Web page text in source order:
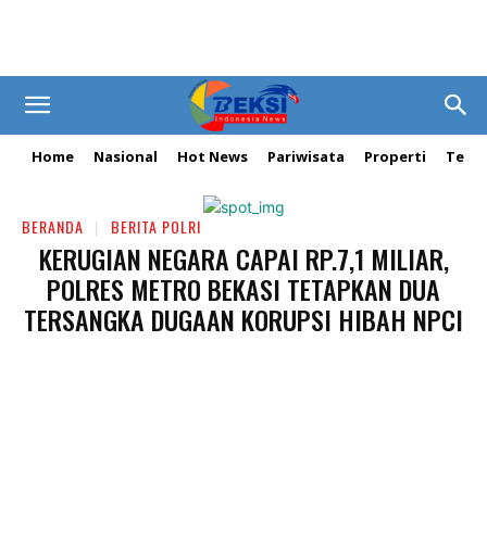
Home Nasional Hot News Pariwisata Properti
BERANDA BERITA POLRI
KERUGIAN NEGARA CAPAI RP.7,1 MILIAR,
POLRES METRO BEKASI TETAPKAN DUA
TERSANGKA DUGAAN KORUPSI HIBAH NPCI